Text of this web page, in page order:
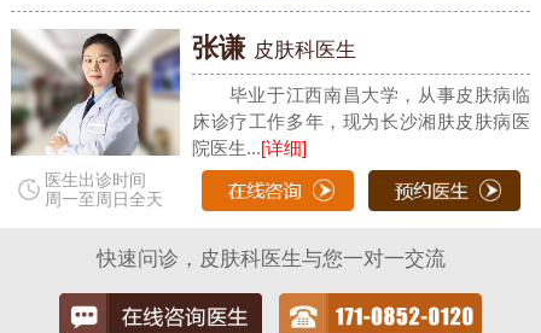
医生出诊时间
周一至周日全天
张谦 皮肤科医生
毕业于江西南昌大学，从事皮肤病临
床诊疗工作多年，现为长沙湘肤皮肤病医
院医生...[详细]
快速问诊，皮肤科医生与您一对一交流